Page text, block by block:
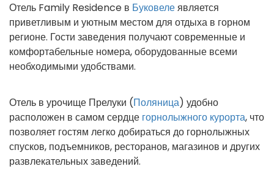
Отель Family Residence в Буковелеявляется
приветливым и уютным местом для отдыха в горном
регионе. Гости заведения получают современные и
комфортабельные номера, оборудованные всеми
необходимыми удобствами.
Отель в урочище Прелуки (Поляница) удобно
расположен в самом сердце горнолыжного курорта, что
позволяет гостям легко добираться до горнолыжных
спусков, подъемников, ресторанов, магазинов и других
развлекательных заведений.